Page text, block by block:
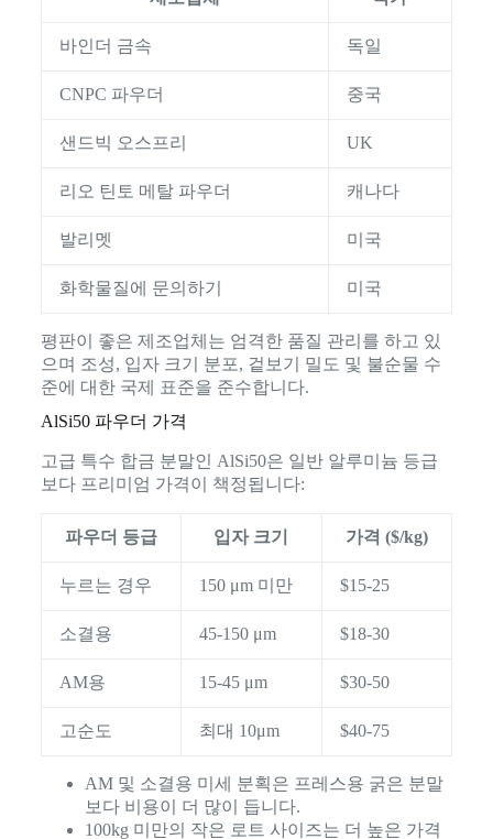
바인더 금속 독일
CNPC 파우더 중국
샌드빅 오스프리 UK
리오 틴토 메탈 파우더 캐나다
발리멧 미국
화학물질에 문의하기 미국
평판이 좋은 제조업체는 엄격한 품질 관리를 하고 있
으며 조성, 입자 크기 분포, 겉보기 밀도 및 불순물 수
준에 대한 국제 표준을 준수합니다.
AlSi50 파우더 가격
고급 특수 합금 분말인 AlSi50은 일반 알루미늄 등급
보다 프리미엄 가격이 책정됩니다:
파우더 등급 입자 크기 가격 ($/kg)
누르는 경우 150 μm 미만 $15-25
소결용 45-150 μm $18-30
AM용 15-45 μm $30-50
고순도 최대 10μm $40-75
AM 및 소결용 미세 분획은 프레스용 굵은 분말
보다 비용이 더 많이 듭니다.
100kg 미만의 작은 로트 사이즈는 더 높은 가격